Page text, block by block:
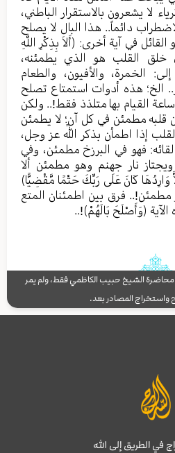
لا يشعرون بالاستقرار الباطني،
دائماً.. هذا البال لا يصلح
في آية أخرى: ﴿أَلاَ بِذِكْرِ اللَّهِ
خلق القلب هو الذي يطمئنه،
الخمرة، والأفيون، والطعام
و.. الخ؛ هذه أدوات استمتاع تصلح
ساعة القيام بها متلذذ فقط!.. ولكن
قلبه مطمئن في كل آنٍ؛ لا يطمئن
إذا اطمأن بذكر الله عز وجل،
فهو في البرزخ مطمئن، وفي
نار جهنم وهو مطمئن ألا
وَارِدُهَا كَانَ عَلَى رَبِّكَ حَتْمًا مَّقْضِيًّا﴾
فرق بين اطمئنان المتع
﴿وَأَصْلَحَ بَالَهُمْ﴾!..
الشيخ حبيب الكاظمي فقط، ولم يمر
واستخراج المصادر بعد.
في الطريق إلى الله